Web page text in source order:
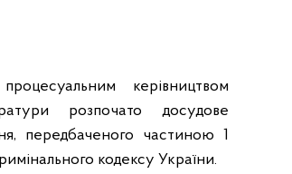
керівництвом
розпочато досудове
передбаченого частиною 1
кодексу України.